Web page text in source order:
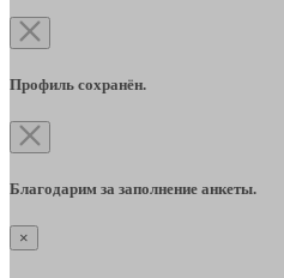
Профиль сохранён.
Благодарим за заполнение анкеты.
×